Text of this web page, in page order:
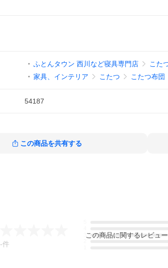
ふとんタウン 西川など寝具専門店 こた
家具、インテリア
こたつ こたつ布団
54187
この商品を共有する
-件
この商品に関するレビュ